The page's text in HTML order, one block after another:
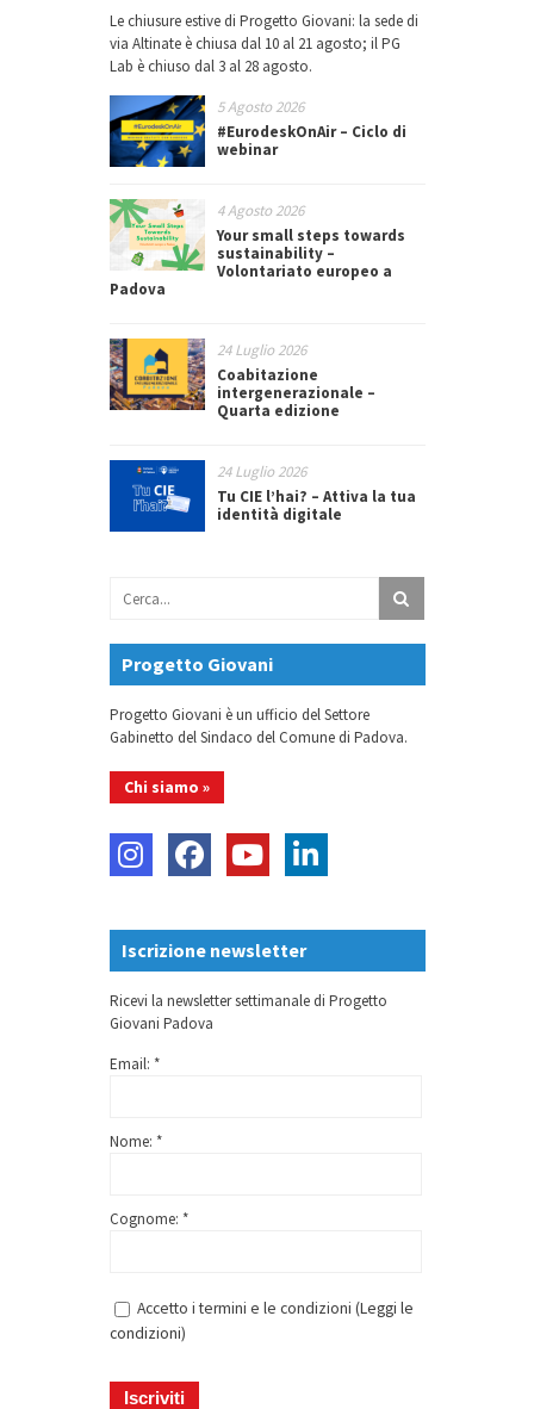
Le chiusure estive di Progetto Giovani: la sede di
via Altinate è chiusa dal 10 al 21 agosto; il PG
Lab è chiuso dal 3 al 28 agosto.
5 Agosto 2026
#EurodeskOnAir – Ciclo di
webinar
4 Agosto 2026
Your small steps towards
sustainability –
Volontariato europeo a
Padova
24 Luglio 2026
Coabitazione
intergenerazionale –
Quarta edizione
24 Luglio 2026
Tu CIE l’hai? – Attiva la tua
identità digitale
Progetto Giovani
Progetto Giovani è un ufficio del Settore
Gabinetto del Sindaco del Comune di Padova.
Chi siamo »
Iscrizione newsletter
Ricevi la newsletter settimanale di Progetto
Giovani Padova
Email: *
Nome: *
Cognome: *
Accetto i termini e le condizioni (Leggi le
condizioni)